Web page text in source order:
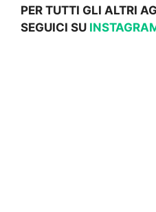
PER TUTTI GLI ALTRI
SEGUICI SU